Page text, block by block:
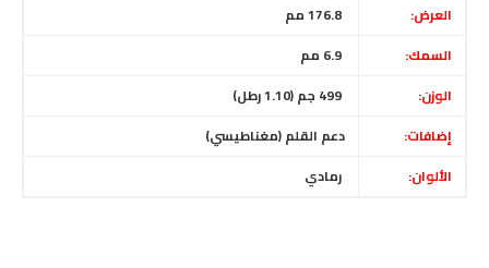
العرض:
176.8مم
السمك:
الوزن:
إضافات:
دعم القلم (مغناطيسي)
الألوان:
رمادي